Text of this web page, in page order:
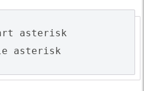
asterisk
asterisk